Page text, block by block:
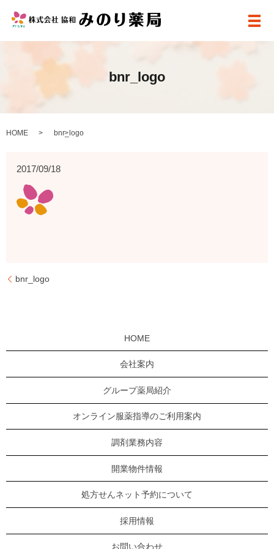
メ
bnr_logo
HOME bnr_logo
2017/09/18
bnr_logo
HOME
会社案内
グループ薬局紹介
オンライン服薬指導のご利用案内
調剤業務内容
開業物件情報
処方せんネット予約について
採用情報
お問い合わせ